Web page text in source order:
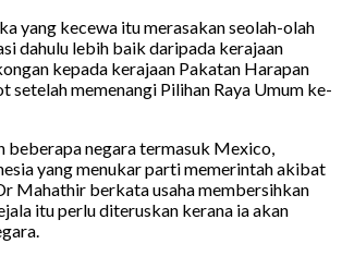
yang kecewa itu merasakan seolah-olah
dahulu lebih baik daripada kerajaan
kepada kerajaan Pakatan Harapan
setelah memenangi Pilihan Raya Umum ke-
beberapa negara termasuk Mexico,
yang menukar parti memerintah akibat
Mahathir berkata usaha membersihkan
itu perlu diteruskan kerana ia akan